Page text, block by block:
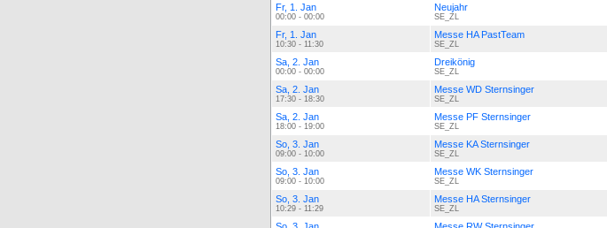
Fr, 1. Jan
00:00 - 00:00
Neujahr
SE_ZL
Fr, 1. Jan
10:30 - 11:30
Messe HA PastTeam
SE_ZL
Sa, 2. Jan
00:00 - 00:00
Dreikönig
SE_ZL
Sa, 2. Jan
17:30 - 18:30
Messe WD Sternsinger
SE_ZL
Sa, 2. Jan
18:00 - 19:00
Messe PF Sternsinger
SE_ZL
So, 3. Jan
09:00 - 10:00
Messe KA Sternsinger
SE_ZL
So, 3. Jan
09:00 - 10:00
Messe WK Sternsinger
SE_ZL
So, 3. Jan
10:29 - 11:29
Messe HA Sternsinger
SE_ZL